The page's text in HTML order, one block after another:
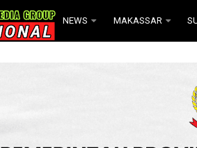
NEWS MAKASSAR